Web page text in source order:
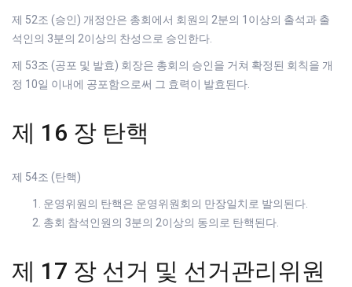
제 52조 (승인) 개정안은 총회에서 회원의 2분의 1이상의 출석과 출
석인의 3분의 2이상의 찬성으로 승인한다.
제 53조 (공포 및 발효) 회장은 총회의 승인을 거쳐 확정된 회칙을 개
정 10일 이내에 공포함으로써 그 효력이 발효된다.
제 16 장 탄핵
제 54조 (탄핵)
운영위원의 탄핵은 운영위원회의 만장일치로 발의된다.
총회 참석인원의 3분의 2이상의 동의로 탄핵된다.
제 17 장 선거 및 선거관리위원